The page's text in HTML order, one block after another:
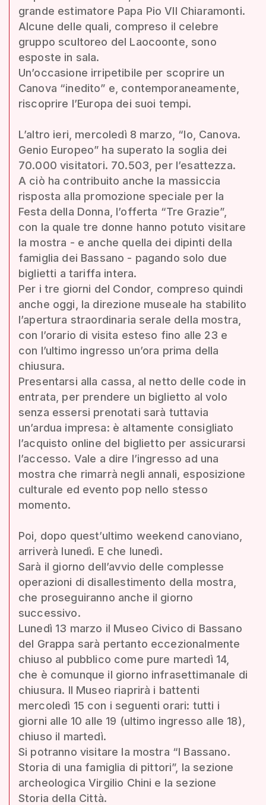
grande estimatore Papa Pio VII Chiaramonti.
Alcune delle quali, compreso il celebre
gruppo scultoreo del Laocoonte, sono
esposte in sala.
Un’occasione irripetibile per scoprire un
Canova “inedito” e, contemporaneamente,
riscoprire l’Europa dei suoi tempi.
L’altro ieri, mercoledì 8 marzo, “Io, Canova.
Genio Europeo” ha superato la soglia dei
70.000 visitatori. 70.503, per l’esattezza.
A ciò ha contribuito anche la massiccia
risposta alla promozione speciale per la
Festa della Donna, l’offerta “Tre Grazie”,
con la quale tre donne hanno potuto visitare
la mostra - e anche quella dei dipinti della
famiglia dei Bassano - pagando solo due
biglietti a tariffa intera.
Per i tre giorni del Condor, compreso quindi
anche oggi, la direzione museale ha stabilito
l’apertura straordinaria serale della mostra,
con l’orario di visita esteso fino alle 23 e
con l’ultimo ingresso un’ora prima della
chiusura.
Presentarsi alla cassa, al netto delle code in
entrata, per prendere un biglietto al volo
senza essersi prenotati sarà tuttavia
un’ardua impresa: è altamente consigliato
l’acquisto online del biglietto per assicurarsi
l’accesso. Vale a dire l’ingresso ad una
mostra che rimarrà negli annali, esposizione
culturale ed evento pop nello stesso
momento.
Poi, dopo quest’ultimo weekend canoviano,
arriverà lunedì. E che lunedì.
Sarà il giorno dell’avvio delle complesse
operazioni di disallestimento della mostra,
che proseguiranno anche il giorno
successivo.
Lunedì 13 marzo il Museo Civico di Bassano
del Grappa sarà pertanto eccezionalmente
chiuso al pubblico come pure martedì 14,
che è comunque il giorno infrasettimanale di
chiusura. Il Museo riaprirà i battenti
mercoledì 15 con i seguenti orari: tutti i
giorni alle 10 alle 19 (ultimo ingresso alle 18),
chiuso il martedì.
Si potranno visitare la mostra “I Bassano.
Storia di una famiglia di pittori”, la sezione
archeologica Virgilio Chini e la sezione
Storia della Città.